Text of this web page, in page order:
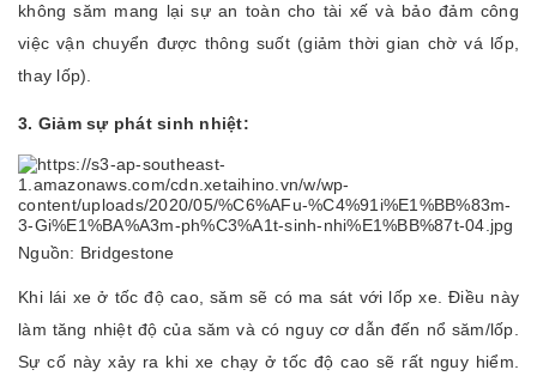
không săm mang lại sự an toàn cho tài xế và bảo đảm công
việc vận chuyển được thông suốt (giảm thời gian chờ vá lốp,
thay lốp).
3. Giảm sự phát sinh nhiệt:
Nguồn: Bridgestone
Khi lái xe ở tốc độ cao, săm sẽ có ma sát với lốp xe. Điều này
làm tăng nhiệt độ của săm và có nguy cơ dẫn đến nổ săm/lốp.
Sự cố này xảy ra khi xe chạy ở tốc độ cao sẽ rất nguy hiểm.